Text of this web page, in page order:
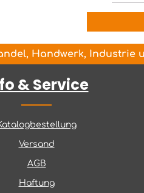
Handwerk, Industrie
& Service
Versand
AGB
Haftung